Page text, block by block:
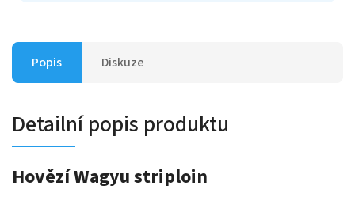
Popis Diskuze
Detailní popis produktu
Hovězí Wagyu striploin